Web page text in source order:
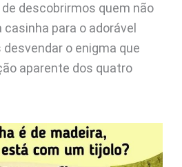
descobrirmos quem não
para o adorável
o enigma que
aparente dos quatro